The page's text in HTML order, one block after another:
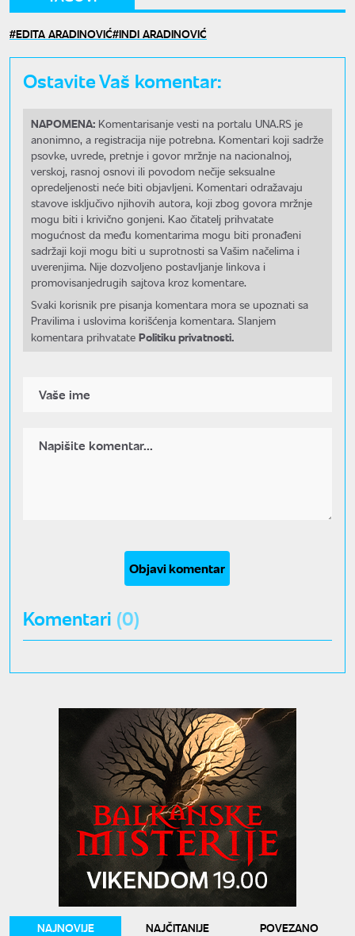
EDITA ARADINOVIĆ INDI ARADINOVIĆ
Ostavite Vaš komentar:
NAPOMENA: Komentarisanje vesti na portalu UNA.RS je
anonimno, a registracija nije potrebna. Komentari koji sadrže
psovke, uvrede, pretnje i govor mržnje na nacionalnoj,
verskoj, rasnoj osnovi ili povodom nečije seksualne
opredeljenosti neće biti objavljeni. Komentari odražavaju
stavove isključivo njihovih autora, koji zbog govora mržnje
mogu biti i krivično gonjeni. Kao čitatelj prihvatate
mogućnost da među komentarima mogu biti pronađeni
sadržaji koji mogu biti u suprotnosti sa Vašim načelima i
uverenjima. Nije dozvoljeno postavljanje linkova i
promovisanjedrugih sajtova kroz komentare.
Svaki korisnik pre pisanja komentara mora se upoznati sa
Pravilima i uslovima korišćenja komentara. Slanjem
komentara prihvatate Politiku privatnosti.
Objavi komentar
Komentari (0)
NAJNOVIJE NAJČITANIJE
POVEZANO